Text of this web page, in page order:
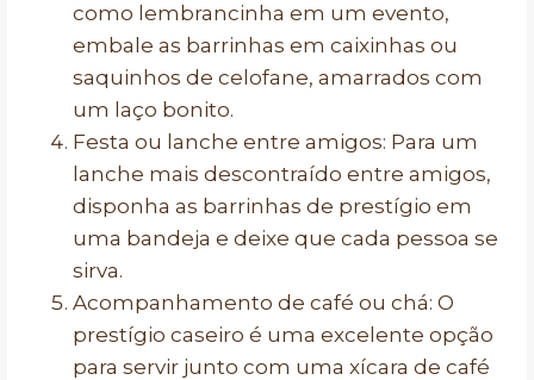
como lembrancinha em um evento,
embale as barrinhas em caixinhas ou
saquinhos de celofane, amarrados com
um laço bonito.
Festa ou lanche entre amigos: Para um
lanche mais descontraído entre amigos,
disponha as barrinhas de prestígio em
uma bandeja e deixe que cada pessoa se
sirva.
Acompanhamento de café ou chá: O
prestígio caseiro é uma excelente opção
para servir junto com uma xícara de café